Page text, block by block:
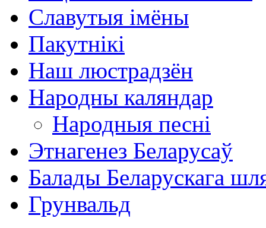
Славутыя імёны
Пакутнікі
Наш люстрадзён
Народны каляндар
Народныя песні
Этнагенез Беларусаў
Балады Беларускага
Грунвальд